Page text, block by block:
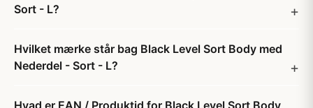
Sort - L?
Hvilket mærke står bag Black Level Sort Body med
Nederdel - Sort - L?
Hvad er EAN / Produktid for Black Level Sort Body